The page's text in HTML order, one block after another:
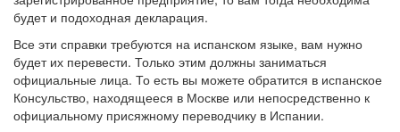
будет и подоходная декларация.
Все эти справки требуются на испанском языке, вам нужно
будет их перевести. Только этим должны заниматься
официальные лица. То есть вы можете обратится в испанское
Консульство, находящееся в Москве или непосредственно к
официальному присяжному переводчику в Испании.